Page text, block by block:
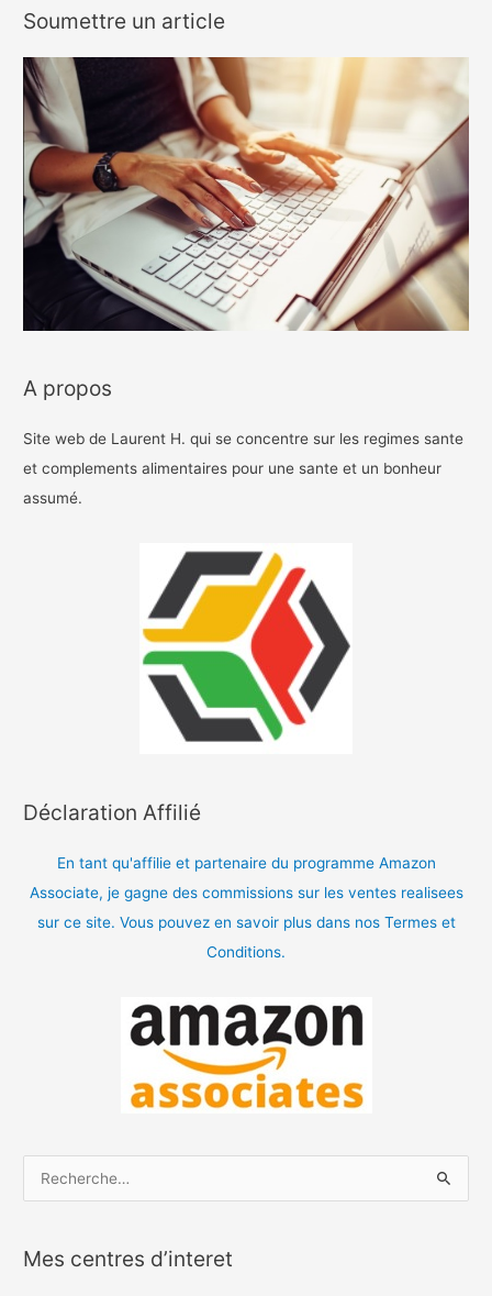
Soumettre un article
A propos
Site web de Laurent H. qui se concentre sur les regimes sante
et complements alimentaires pour une sante et un bonheur
assumé.
Déclaration Affilié
En tant qu'affilie et partenaire du programme Amazon
Associate, je gagne des commissions sur les ventes realisees
sur ce site. Vous pouvez en savoir plus dans nos Termes et
Conditions.
h
Mes centres d’interet